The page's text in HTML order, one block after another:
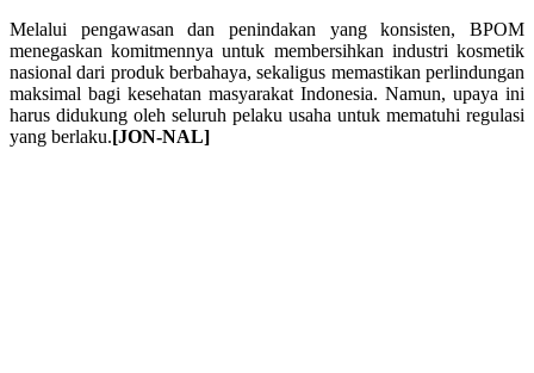
Melalui pengawasan dan penindakan yang konsisten, BPOM
menegaskan komitmennya untuk membersihkan industri kosmetik
nasional dari produk berbahaya, sekaligus memastikan perlindungan
maksimal bagi kesehatan masyarakat Indonesia. Namun, upaya ini
harus didukung oleh seluruh pelaku usaha untuk mematuhi regulasi
yang berlaku.[JON-NAL]